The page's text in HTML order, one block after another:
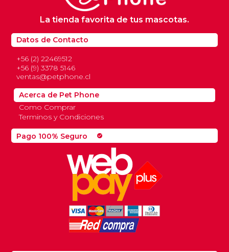
Pago 100% Seguro check_circle
Datos de Contacto
+56 (2) 22469512
+56 (9) 3378 5146
ventas@petphone.cl
La tienda favorita de tus mascotas.
Acerca de Pet Phone
Como Comprar
Terminos y Condiciones